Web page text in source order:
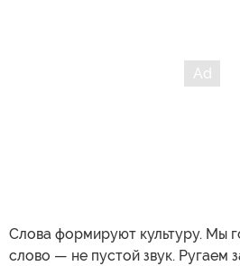
Слова формируют культуру. Мы
слово — не пустой звук. Ругаем